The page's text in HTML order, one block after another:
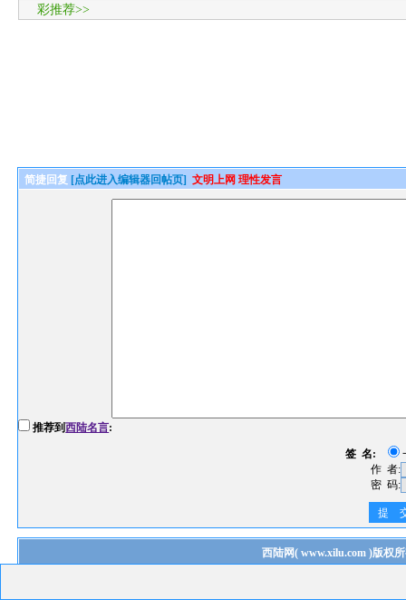
彩推荐>>
简捷回复 [点此进入编辑器回帖页] 文明上网 理性发言
推荐到西陆名言:
签 名:
作 者:
密 码:
提
西陆网( www.xilu.com)版权